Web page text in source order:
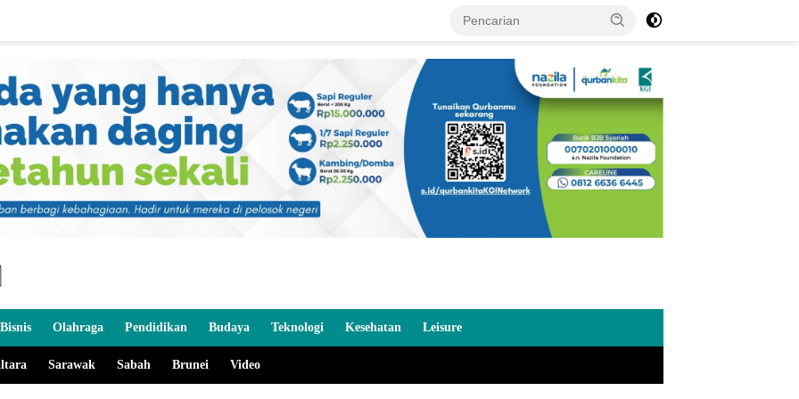
Olahraga Pendidikan Budaya Teknologi Kesehatan Leisure
Sarawak Sabah Brunei Video